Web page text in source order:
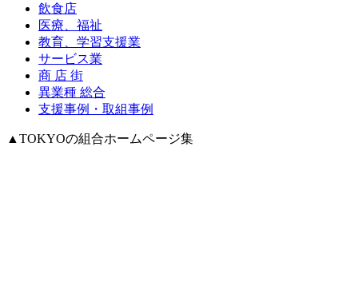
飲食店
医療、福祉
教育、学習支援業
サービス業
商 店 街
異業種 総合
支援事例・取組事例
▲ TOKYOの組合ホームページ集